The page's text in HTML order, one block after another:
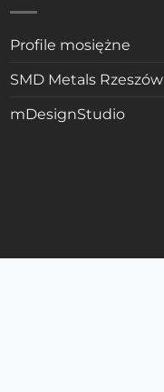
Profile mosiężne
SMD Metals Rzeszów
mDesignStudio